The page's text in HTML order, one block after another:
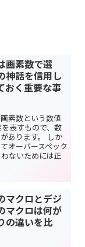
画素数で選
神話を信用し
おく重要な事
素数という数値
表すもので、数
あります。 しか
オーバースペック
ないためには正
マクロとデジ
マクロは何が
の違いを比